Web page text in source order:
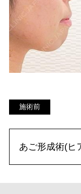
施術前
あご形成術(ヒ